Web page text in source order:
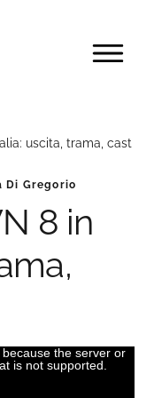
MENU
uscita, trama, cast
Di Gregorio
8 in
the server or
is not supported.